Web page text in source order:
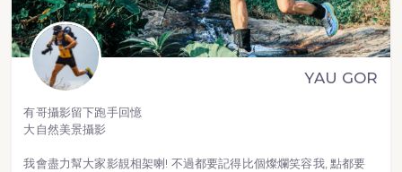
YAU GOR
有哥攝影留下跑手回憶
大自然美景攝影
我會盡力幫大家影靚相架喇! 不過都要記得比個燦爛笑容我, 點都要